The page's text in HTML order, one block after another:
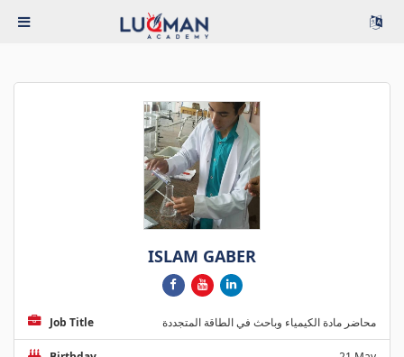
ISLAM GABER
Job Title محاضر مادة الكيمياء وباحث في الطاقة المتجددة